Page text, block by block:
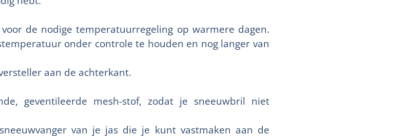
de nodige temperatuurregeling op warmere dagen.
onder controle te houden en nog langer van
aan de achterkant.
geventileerde mesh-stof, zodat je sneeuwbril niet
van je jas die je kunt vastmaken aan de